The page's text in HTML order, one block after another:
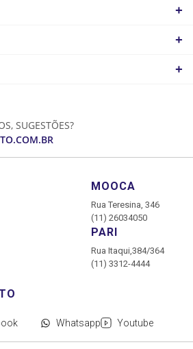
+
+
+
SUGESTÕES?
Whatsapp Youtube
MOOCA
Rua Teresina, 346
(11) 26034050
PARI
Rua Itaqui,384/364
(11) 3312-4444